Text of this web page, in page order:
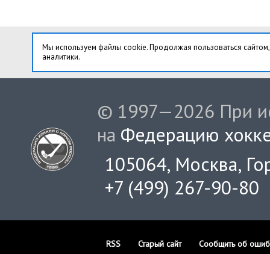
Мы используем файлы cookie. Продолжая пользоваться
аналитики.
© 1997—2026 При
на Федерацию
105064, Москва,
+7 (499) 267-90-80
RSS Старый сайт Сообщить об